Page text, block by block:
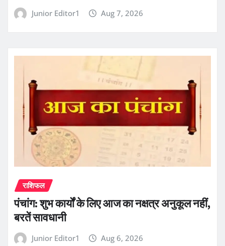
Junior Editor1 Aug 7, 2026
राशिफल
पंचांग: शुभ कार्यों के लिए आज का नक्षत्र अनुकूल नहीं,
बरतें सावधानी
Junior Editor1 Aug 6, 2026